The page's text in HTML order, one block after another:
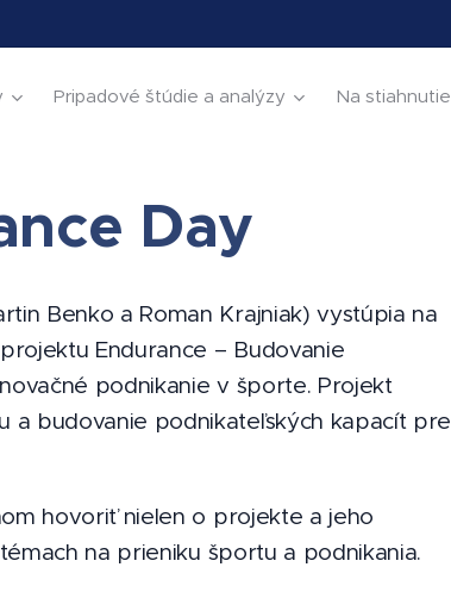
Pripadové štúdie a analýzy Na stiahnutie
Day
Benko a Roman Krajniak) vystúpia na
Endurance – Budovanie
podnikanie v športe. Projekt
a budovanie podnikateľských kapacít pre
hovoriť nielen o projekte a jeho
na prieniku športu a podnikania.